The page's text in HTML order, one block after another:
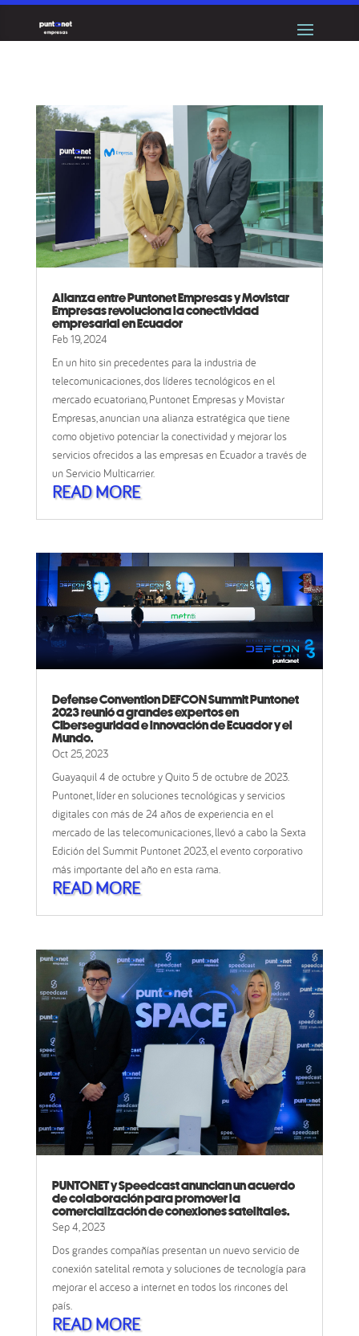
Alianza entre Puntonet Empresas y Movistar
Empresas revoluciona la conectividad
empresarial en Ecuador
Feb 19, 2024
En un hito sin precedentes para la industria de
telecomunicaciones, dos líderes tecnológicos en el
mercado ecuatoriano, Puntonet Empresas y Movistar
Empresas, anuncian una alianza estratégica que tiene
como objetivo potenciar la conectividad y mejorar los
servicios ofrecidos a las empresas en Ecuador a través de
un Servicio Multicarrier.
READ MORE
Defense Convention DEFCON Summit Puntonet
2023 reunió a grandes expertos en
Ciberseguridad e Innovación de Ecuador y el
Mundo.
Oct 25, 2023
Guayaquil 4 de octubre y Quito 5 de octubre de 2023.
Puntonet, líder en soluciones tecnológicas y servicios
digitales con más de 24 años de experiencia en el
mercado de las telecomunicaciones, llevó a cabo la Sexta
Edición del Summit Puntonet 2023, el evento corporativo
más importante del año en esta rama.
READ MORE
PUNTONET y Speedcast anuncian un acuerdo
de colaboración para promover la
comercialización de conexiones satelitales.
Sep 4, 2023
Dos grandes compañías presentan un nuevo servicio de
conexión satelital remota y soluciones de tecnología para
mejorar el acceso a internet en todos los rincones del
país.
READ MORE